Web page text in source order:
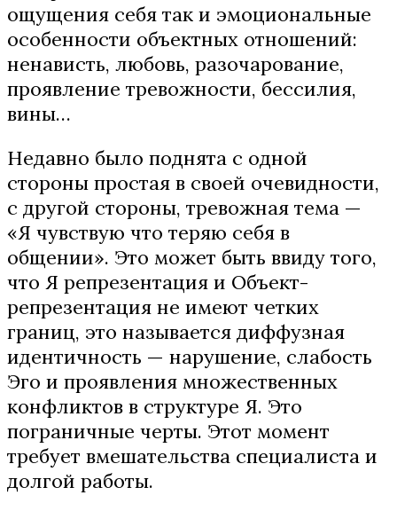
ощущения себя так и эмоциональные
особенности объектных отношений:
ненависть, любовь, разочарование,
проявление тревожности, бессилия,
вины…
Недавно было поднята с одной
стороны простая в своей очевидности,
с другой стороны, тревожная тема —
«Я чувствую что теряю себя в
общении». Это может быть ввиду того,
что Я репрезентация и Объект-
репрезентация не имеют четких
границ, это называется диффузная
идентичность — нарушение, слабость
Эго и проявления множественных
конфликтов в структуре Я. Это
пограничные черты. Этот момент
требует вмешательства специалиста и
долгой работы.